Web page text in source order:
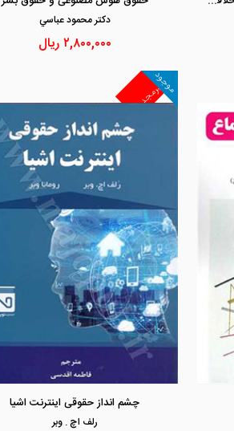
دكتر محمود عباسي
۲,۸۰۰,۰۰۰ریال
مشاهده و خرید
غیرمجد
موجود
چشم انداز حقوقی اینترنت اشیا
رلف اچ . وبر